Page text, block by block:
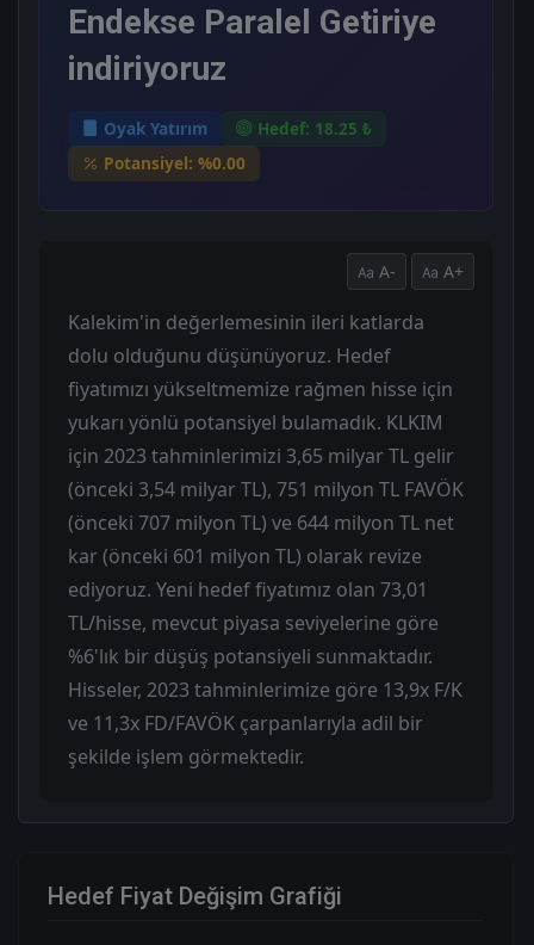
Endekse Paralel Getiriye
indiriyoruz
Oyak Yatırım
Hedef: 18.25 ₺
Potansiyel: %0.00
A- A+
Kalekim'in değerlemesinin ileri katlarda
dolu olduğunu düşünüyoruz. Hedef
fiyatımızı yükseltmemize rağmen hisse için
yukarı yönlü potansiyel bulamadık. KLKIM
için 2023 tahminlerimizi 3,65 milyar TL gelir
(önceki 3,54 milyar TL), 751 milyon TL FAVÖK
(önceki 707 milyon TL) ve 644 milyon TL net
kar (önceki 601 milyon TL) olarak revize
ediyoruz. Yeni hedef fiyatımız olan 73,01
TL/hisse, mevcut piyasa seviyelerine göre
%6'lık bir düşüş potansiyeli sunmaktadır.
Hisseler, 2023 tahminlerimize göre 13,9x F/K
ve 11,3x FD/FAVÖK çarpanlarıyla adil bir
şekilde işlem görmektedir.
Hedef Fiyat Değişim Grafiği